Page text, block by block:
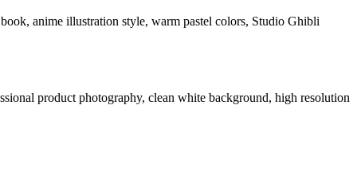
anime illustration style, warm pastel colors, Studio Ghibli
product photography, clean white background, high resolution